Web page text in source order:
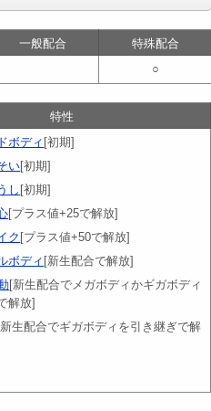
一般配合
特殊配合
○
特性
ボディ [初期]
い[初期]
し [初期]
[プラス値+25で解放]
ク [プラス値+50で解放]
ボディ [新生配合で解放]
[新生配合でメガボディかギガボディ
解放]
生配合でギガボディを引き継ぎで解